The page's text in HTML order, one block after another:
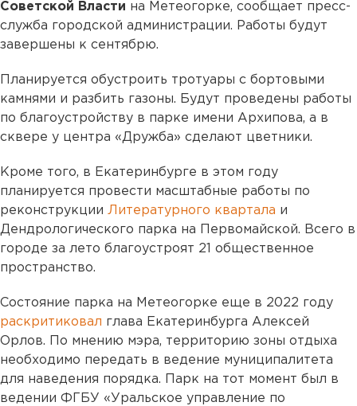
Советской Власти на Метеогорке, сообщает пресс-
служба городской администрации. Работы будут
завершены к сентябрю.
Планируется обустроить тротуары с бортовыми
камнями и разбить газоны. Будут проведены работы
по благоустройству в парке имени Архипова, а в
сквере у центра «Дружба» сделают цветники.
Кроме того, в Екатеринбурге в этом году
планируется провести масштабные работы по
реконструкции Литературного квартала и
Дендрологического парка на Первомайской. Всего в
городе за лето благоустроят 21 общественное
пространство.
Состояние парка на Метеогорке еще в 2022 году
раскритиковал глава Екатеринбурга Алексей
Орлов. По мнению мэра, территорию зоны отдыха
необходимо передать в ведение муниципалитета
для наведения порядка. Парк на тот момент был в
ведении ФГБУ «Уральское управление по